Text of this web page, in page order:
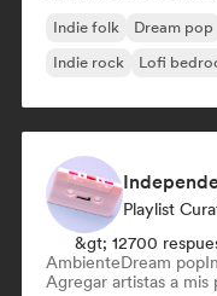
Indie folk Dream pop
Indie rock
Lofi
Playlist
&gt; 12700
AmbienteDream pop
Agregar artistas a